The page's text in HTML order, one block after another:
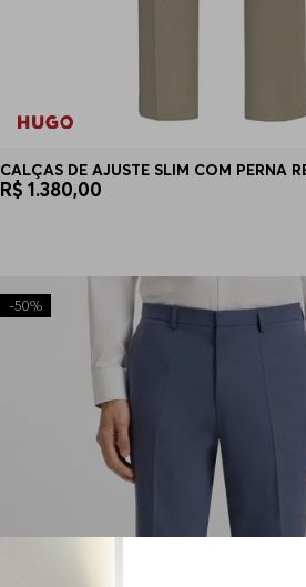
CALÇAS DE AJUSTE SLIM COM PERNA
R$ 1.380,00
-50%